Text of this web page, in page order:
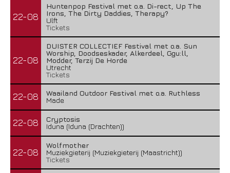
22-08
Huntenpop Festival met o.a. Di-rect, Up The
Irons, The Dirty Daddies, Therapy?
Ulft
Tickets
22-08
DUISTER COLLECTIEF Festival met o.a. Sun
Worship, Doodseskader, Alkerdeel, Ggu:ll,
Modder, Terzij De Horde
Utrecht
Tickets
22-08
Waailand Outdoor Festival met o.a. Ruthless
Made
22-08
Cryptosis
Iduna (Iduna (Drachten))
22-08
Wolfmother
Muziekgieterij (Muziekgieterij (Maastricht))
Tickets